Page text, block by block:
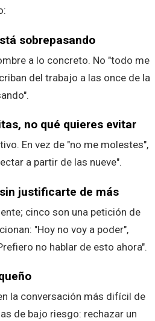
sobrepasando
a lo concreto. No "todo me
del trabajo a las once de la
no qué quieres evitar
En vez de "no me molestes",
a partir de las nueve".
justificarte de más
cinco son una petición de
"Hoy no voy a poder",
no hablar de esto ahora".
la conversación más difícil de
de bajo riesgo: rechazar un